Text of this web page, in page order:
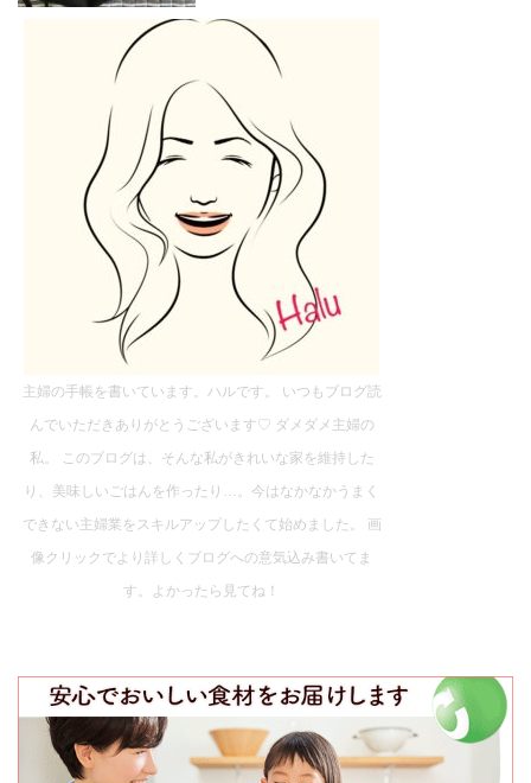
主婦の手帳を書いています。ハルです。 いつもブログ読
んでいただきありがとうございます♡ ダメダメ主婦の
私。 このブログは、そんな私がきれいな家を維持した
り、美味しいごはんを作ったり…。今はなかなかうまく
できない主婦業をスキルアップしたくて始めました。 画
像クリックでより詳しくブログへの意気込み書いてま
す。よかったら見てね！